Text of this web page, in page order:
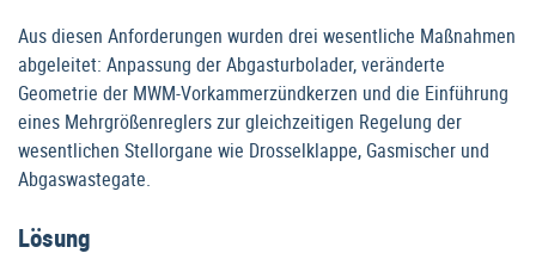
Aus diesen Anforderungen wurden drei wesentliche Maßnahmen
abgeleitet: Anpassung der Abgasturbolader, veränderte
Geometrie der MWM-Vorkammerzündkerzen und die Einführung
eines Mehrgrößenreglers zur gleichzeitigen Regelung der
wesentlichen Stellorgane wie Drosselklappe, Gasmischer und
Abgaswastegate.
Lösung